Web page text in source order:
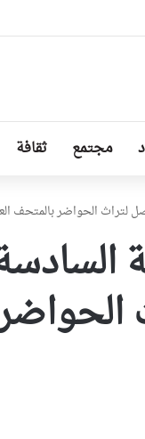
أزمة مع الجزائر وهناك
مجتمع ثقافة
لتراث الحواضر بالمتحف